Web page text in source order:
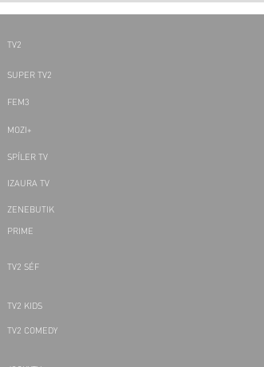
TV2
SUPER TV2
FEM3
MOZI+
SPÍLER TV
IZAURA TV
ZENEBUTIK
PRIME
TV2 SÉF
TV2 KIDS
TV2 COMEDY